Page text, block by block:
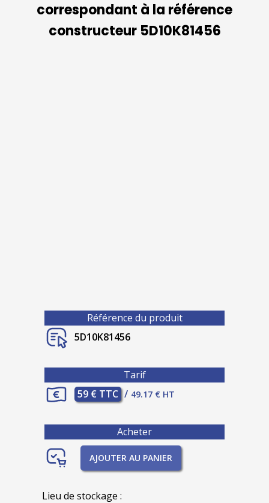
correspondant à la référence
constructeur 5D10K81456
Référence du produit
5D10K81456
Tarif
59 € TTC / 49.17 € HT
Acheter
AJOUTER AU PANIER
Lieu de stockage :